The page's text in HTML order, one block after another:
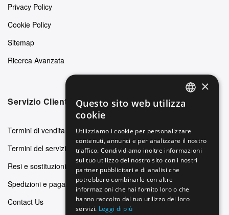
Privacy Policy
Cookie Policy
Sitemap
Ricerca Avanzata
Servizio Clienti
Termini di vendita
Termini del servizio
Resi e sostituzioni
Spedizioni e pagamenti
Contact Us
ITALIAN
SPANISH
×
Questo sito web utilizza
cookie
Utilizziamo i cookie per personalizzare
contenuti, annunci e per analizzare il nostro
traffico. Condividiamo inoltre informazioni
sul tuo utilizzo del nostro sito con i nostri
partner pubblicitari e di analisi che
potrebbero combinarle con altre
informazioni che hai fornito loro o che
hanno raccolto dal tuo utilizzo dei loro
servizi. Leggi di più